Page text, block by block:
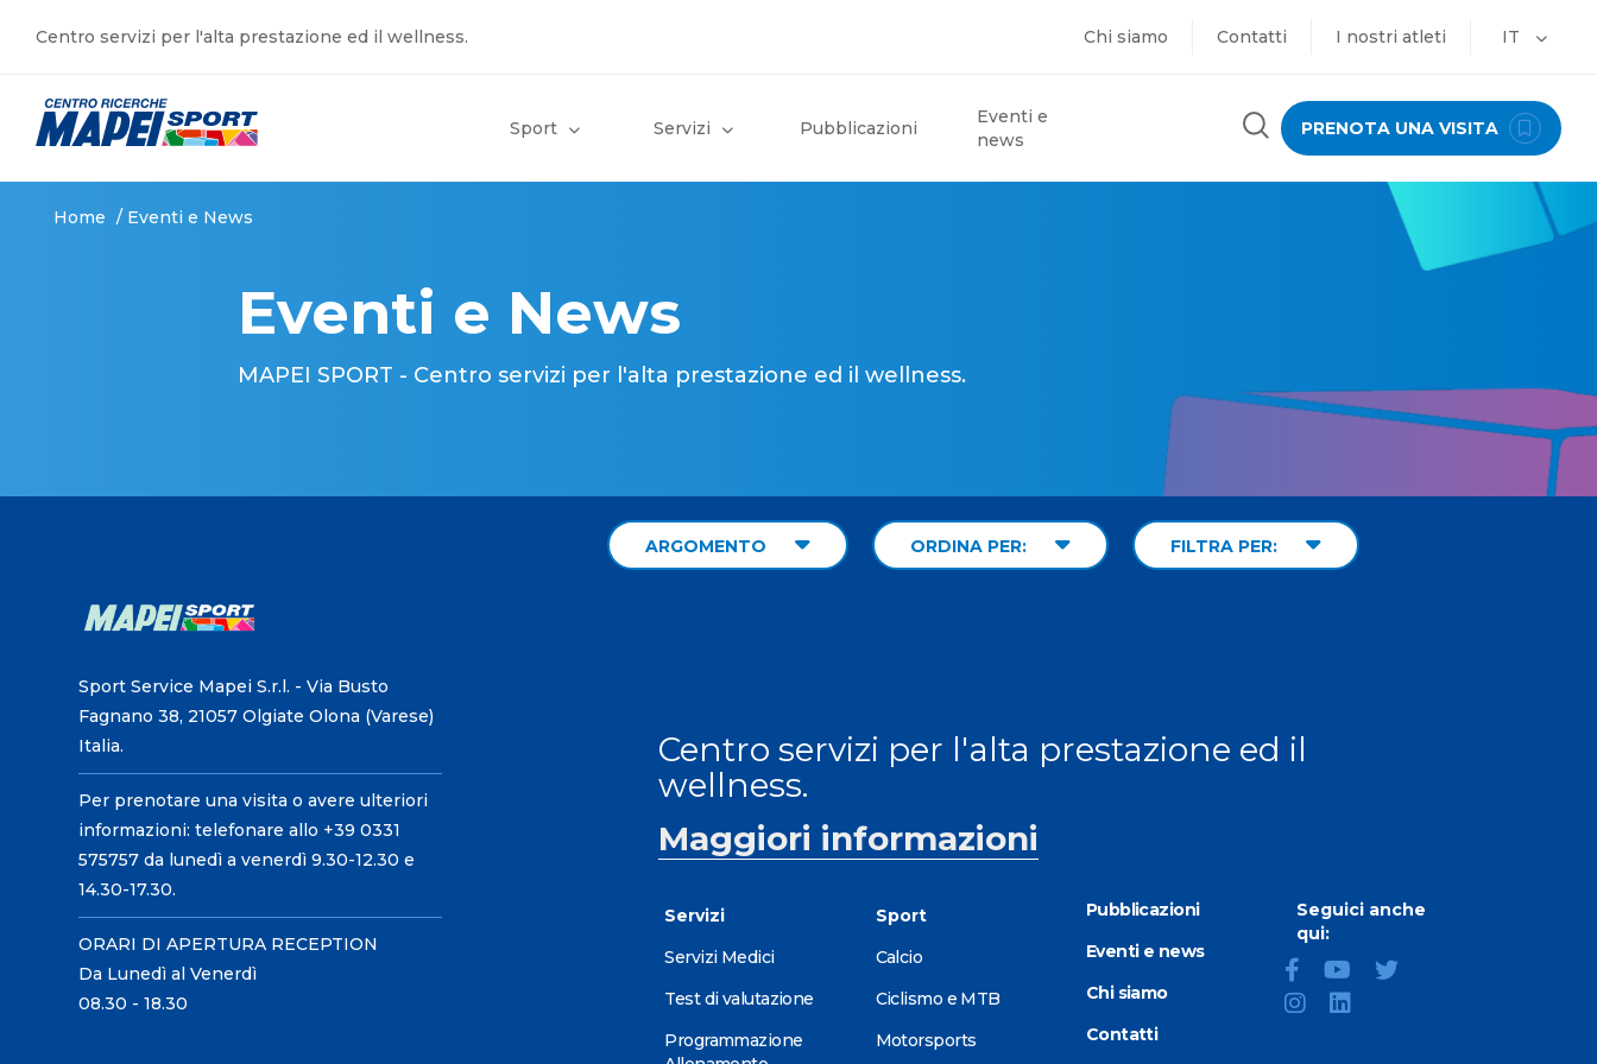
Centro servizi per l'alta prestazione ed il wellness. Chi siamo Contatti I nostri atleti IT
Sport Servizi Pubblicazioni
Eventi e
news
PRENOTA UNA VISITA
Home / Eventi e News
Eventi e News
MAPEI SPORT - Centro servizi per l'alta prestazione ed il wellness.
ARGOMENTO ORDINA PER: FILTRA PER:
Sport Service Mapei S.r.l. - Via Busto
Fagnano 38, 21057 Olgiate Olona (Varese)
Italia.
Per prenotare una visita o avere ulteriori
informazioni: telefonare allo +39 0331
575757 da lunedì a venerdì 9.30-12.30 e
14.30-17.30.
ORARI DI APERTURA RECEPTION
Da Lunedì al Venerdì
08.30 - 18.30
Centro servizi per l'alta prestazione ed il
wellness.
Maggiori informazioni
Servizi
Servizi Medici
Test di valutazione
Programmazione
Sport
Calcio
Ciclismo e MTB
Motorsports
Pubblicazioni
Eventi e news
Chi siamo
Contatti
Seguici anche
qui: